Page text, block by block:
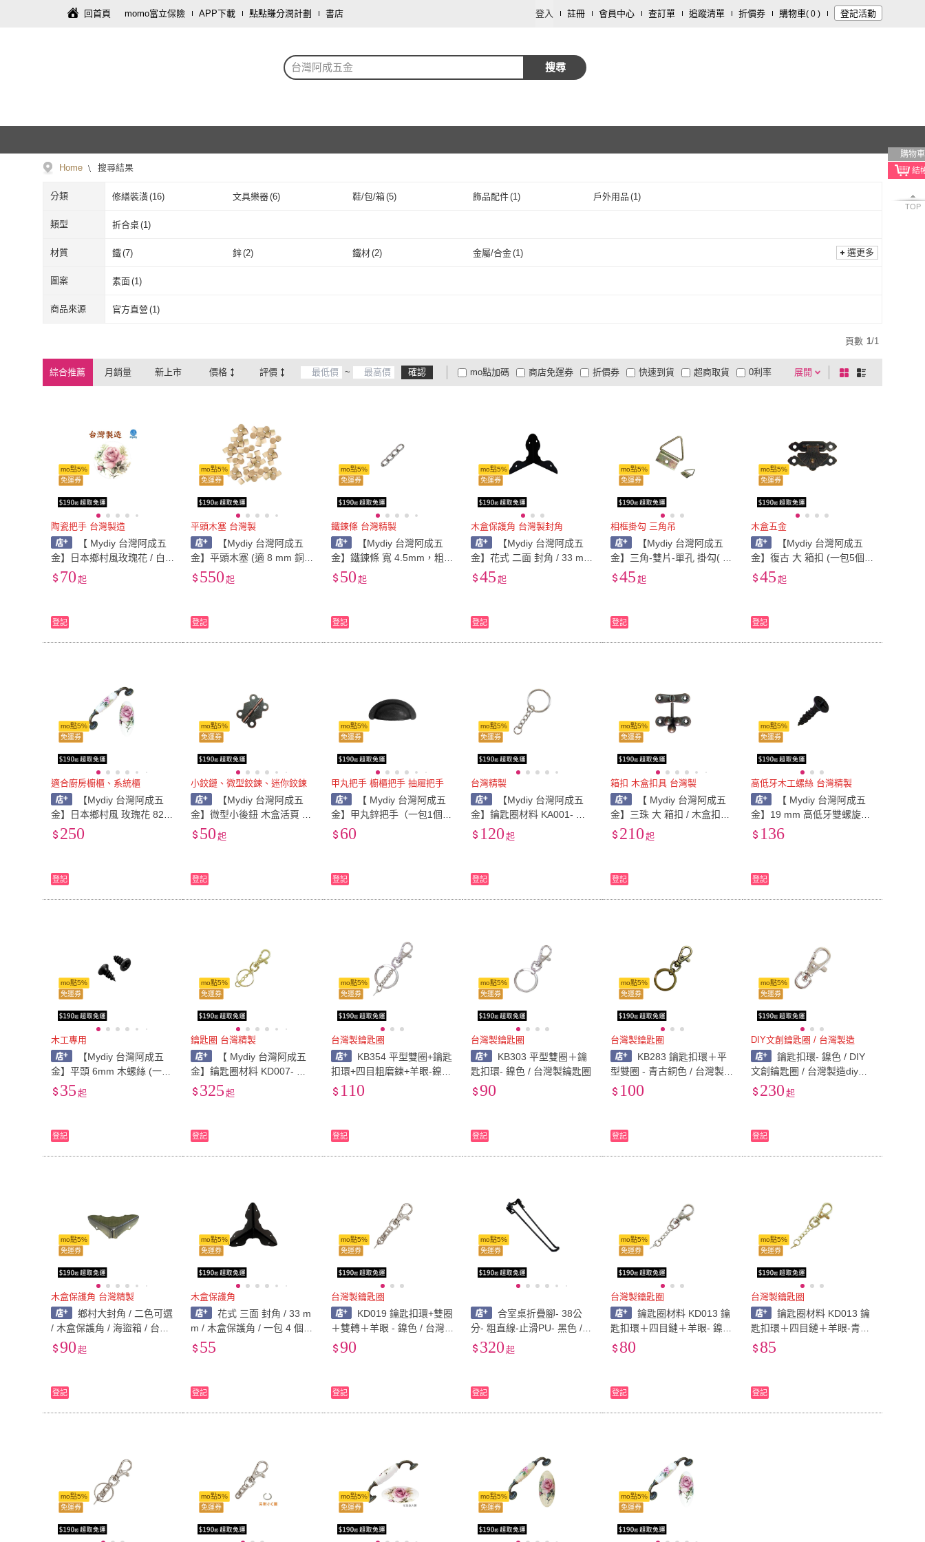
回首頁 momo富立保險 APP下載 點點賺分潤計劃 書店 登入 註冊 會員中心 查訂單 追蹤清單 折價券 購物車( 0 ) 登記活動
台灣阿成五金 搜尋
購物車
TOP
Home 搜尋結果
分類 修繕裝潢(16) 文具樂器(6) 鞋/包/箱(5) 飾品配件(1) 戶外用品 (1)
類型 折合桌(1)
折合桌
材質 鐵(7) 鋅(2) 鐵材(2) 金屬/合金(1)
鐵(7
取消 選更多
圖案 素面(1)
素面(1)
商品來源 官方直營 (1)
頁數 1/1
綜合推薦 月銷量 新上市 價格 評價 ~ 確認 展開
折價券
有影片
商品有量 電視購物
mo點加碼 快速到貨 超商取貨
大家電安心配
大家電快配
商店免運券 0利率
棋
盤
列
mo點5%
免運券
陶瓷把手 台灣製造
【 Mydiy 台灣阿成五
金】日本鄉村風玫瑰花 / 白
色 219 瓷珠 陶瓷把手 直徑3
7mm / 台灣製陶瓷把手
70 起
登記
mo點5%
免運券
平頭木塞 台灣製
【Mydiy 台灣阿成五
金】平頭木塞 (適 8 mm 銅珠
刀) / 螺絲孔木塞 台灣製木塞
550 起
登記
mo點5%
免運券
鐵鍊條 台灣精製
【Mydiy 台灣阿成五
金】鐵鍊條 寬 4.5mm，粗 1
mm - 鎳色 - 四目 / 台灣製
50 起
登記
mo點5%
免運券
木盒保護角 台灣製封角
【Mydiy 台灣阿成五
金】花式 二面 封角 / 33 mm
/ 一包 4 個 / 木盒保護角 / 台
灣製封角
45 起
登記
mo點5%
免運券
相框掛勾 三角吊
【Mydiy 台灣阿成五
金】三角-雙片-單孔 掛勾( 一
包10個入) / 16x10 mm / 相
框掛勾 / 三角吊
45 起
登記
mo點5%
免運券
木盒五金
【Mydiy 台灣阿成五
金】復古 大 箱扣 (一包5個) /
木盒扣具 / 台灣製木工五金
材料 / 復古五金配件
45 起
登記
mo點5%
免運券
適合廚房櫥櫃、系統櫃
【Mydiy 台灣阿成五
金】日本鄉村風 玫瑰花 820
★ 白底 ★ 陶瓷把手 孔距 12
250
登記
mo點5%
免運券
小鉸鏈、微型鉸鍊、迷你鉸鍊
【Mydiy 台灣阿成五
金】微型小後鈕 木盒活頁 珠
寶盒 首飾盒 手作木工 DIY 五
金配件 台灣製鉸鍊
50 起
登記
mo點5%
免運券
甲丸把手 櫥櫃把手 抽屜把手
【 Mydiy 台灣阿成五
金】甲丸鋅把手（一包1個）
孔距 70mm
60
登記
mo點5%
免運券
台灣精製
【Mydiy 台灣阿成五
金】鑰匙圈材料 KA001- 鎳
色 / 文創精品
120 起
登記
mo點5%
免運券
箱扣 木盒扣具 台灣製
【 Mydiy 台灣阿成五
金】三珠 大 箱扣 / 木盒扣具
/ 台灣製木工五金材料 / 二色
210 起
登記
mo點5%
免運券
高低牙木工螺絲 台灣精製
【 Mydiy 台灣阿成五
金】19 mm 高低牙雙螺旋木
工螺絲 / 黑色 <熱處理> / 台
136
登記
mo點5%
免運券
木工專用
【Mydiy 台灣阿成五
金】平頭 6mm 木螺絲 (一包
100支) / 二色可選 / 台灣製螺
35 起
登記
mo點5%
免運券
鑰匙圈 台灣精製
【 Mydiy 台灣阿成五
金】鑰匙圈材料 KD007- 兩
色可選 / DIY五金材料 / 文創
手作鑰匙圈
325 起
登記
mo點5%
免運券
台灣製鑰匙圈
KB354 平型雙圈+鑰匙
扣環+四目粗磨鍊+羊眼-鎳色
/ 台灣製鑰匙圈
110
登記
mo點5%
免運券
台灣製鑰匙圈
KB303 平型雙圈＋鑰
匙扣環- 鎳色 / 台灣製鑰匙圈
90
登記
mo點5%
免運券
台灣製鑰匙圈
KB283 鑰匙扣環＋平
型雙圈 - 青古銅色 / 台灣製鑰
匙圈100
登記
mo點5%
免運券
DIY文創鑰匙圈 / 台灣製造
鑰匙扣環- 鎳色 / DIY
文創鑰匙圈 / 台灣製造diy材
料 230 起
登記
mo點5%
免運券
木盒保護角 台灣精製
鄉村大封角 / 二色可選
/ 木盒保護角 / 海盜箱 / 台灣
製封角
90 起
登記
mo點5%
免運券
木盒保護角
花式 三面 封角 / 33 m
m / 木盒保護角 / 一包 4 個 /
台灣製封角
55
登記
mo點5%
免運券
台灣製鑰匙圈
KD019 鑰匙扣環+雙圈
＋雙轉＋羊眼 - 鎳色 / 台灣製
鑰匙圈
90
登記
mo點5%
免運券
合室桌折疊腳- 38公
分- 粗直線-止滑PU- 黑色 /
露營桌 / 臺灣製
320 起
登記
mo點5%
免運券
台灣製鑰匙圈
鑰匙圈材料 KD013 鑰
匙扣環＋四目鏈＋羊眼- 鎳色
/ 台灣製鑰匙圈
80
登記
mo點5%
免運券
台灣製鑰匙圈
鑰匙圈材料 KD013 鑰
匙扣環＋四目鏈＋羊眼-青銅
<金>色 / 台灣製鑰匙圈
85
登記
mo點5%
免運券
mo點5%
免運券
mo點5%
免運券
mo點5%
免運券
mo點5%
免運券